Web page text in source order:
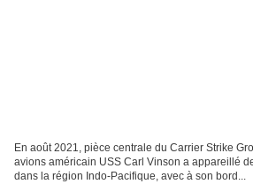
En août 2021, pièce centrale du Carrier Strike
avions américain USS Carl Vinson a appareillé
dans la région Indo-Pacifique, avec à son bord...